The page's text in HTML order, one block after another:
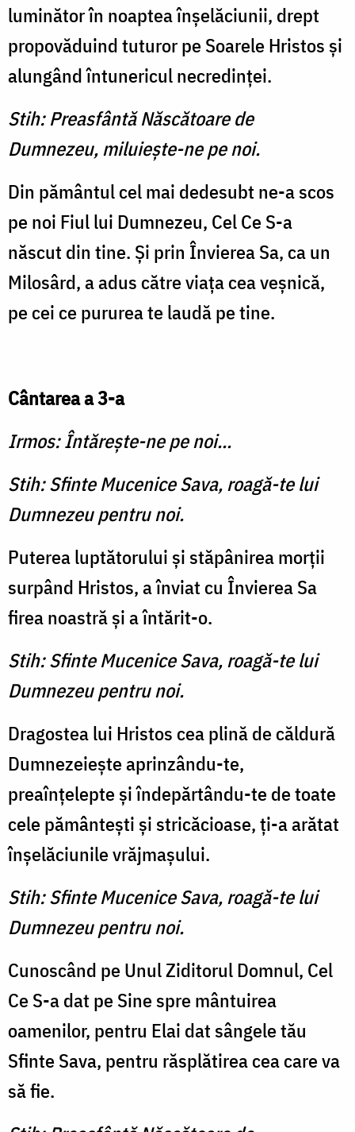
luminător în noaptea înşelăciunii, drept
propovăduind tuturor pe Soarele Hristos şi
alungând întunericul necredinţei.
Stih: Preasfântă Născătoare de
Dumnezeu, miluieşte-ne pe noi.
Din pământul cel mai dedesubt ne-a scos
pe noi Fiul lui Dumnezeu, Cel Ce S-a
născut din tine. Şi prin Învierea Sa, ca un
Milosârd, a adus către viaţa cea veşnică,
pe cei ce pururea te laudă pe tine.
Cântarea a 3-a
Irmos: Întăreşte-ne pe noi...
Stih: Sfinte Mucenice Sava, roagă-te lui
Dumnezeu pentru noi.
Puterea luptătorului şi stăpâ­nirea morţii
surpând Hristos, a înviat cu Învierea Sa
firea noastră şi a întărit-o.
Stih: Sfinte Mucenice Sava, roagă-te lui
Dumnezeu pentru noi.
Dragostea lui Hristos cea plină de căldură
Dumnezeieşte aprinzându-te,
preaînţelepte şi îndepărtân­du-te de toate
cele pământeşti şi stricăcioase, ţi-a arătat
înşelă­ciunile vrăjmaşului.
Stih: Sfinte Mucenice Sava, roagă-te lui
Dumnezeu pentru noi.
Cunoscând pe Unul Ziditorul Domnul, Cel
Ce S-a dat pe Sine spre mântuirea
oamenilor, pentru Elai dat sângele tău
Sfinte Sava, pentru răsplătirea cea care va
să fie.